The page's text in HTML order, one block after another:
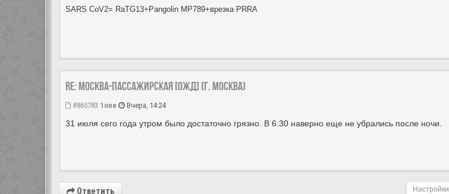
SARS CoV2= RaTG13+Pangolin MP789+врезка PRRA
Re: Москва-Пассажирская [ОЖД] (г. Москва)
#865783 1one Вчера, 14:24
31 июля сего года утром было достаточно грязно. В 6:30 наверно еще не убрались после ночи.
Ответить Настройки